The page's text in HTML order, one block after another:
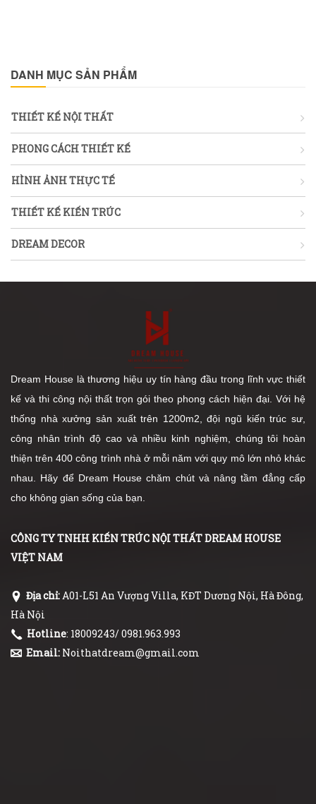
DANH MỤC SẢN PHẨM
THIẾT KẾ NỘI THẤT
PHONG CÁCH THIẾT KẾ
HÌNH ẢNH THỰC TẾ
THIẾT KẾ KIẾN TRÚC
DREAM DECOR
Dream House là thương hiệu uy tín hàng đầu trong lĩnh vực thiết
kế và thi công nội thất trọn gói theo phong cách hiện đại. Với hệ
thống nhà xưởng sản xuất trên 1200m2, đội ngũ kiến trúc sư,
công nhân trình độ cao và nhiều kinh nghiệm, chúng tôi hoàn
thiện trên 400 công trình nhà ở mỗi năm với quy mô lớn nhỏ khác
nhau. Hãy để Dream House chăm chút và nâng tầm đẳng cấp
cho không gian sống của bạn.
CÔNG TY TNHH KIẾN TRÚC NỘI THẤT DREAM HOUSE
VIỆT NAM
Địa chỉ: A01-L51 An Vượng Villa, KĐT Dương Nội, Hà Đông,
Hà Nội
Hotline: 18009243/ 0981.963.993
Email: Noithatdream@gmail.com